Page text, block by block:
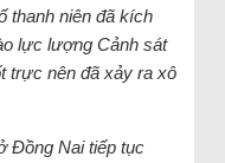
thanh niên đã kích
lực lượng Cảnh sát
trực nên đã xảy ra xô
Đồng Nai tiếp tục